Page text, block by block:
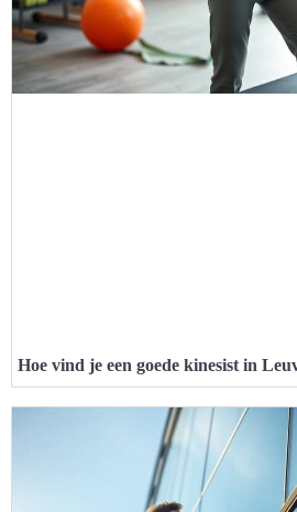
Hoe vind je een goede kinesist in